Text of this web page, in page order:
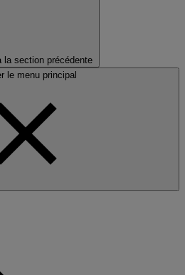
la section précédente
le menu principal